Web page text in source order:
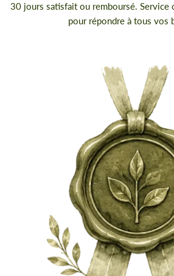
30 jours satisfait ou remboursé.
pour répondre à tous vos